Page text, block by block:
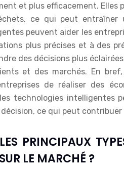
et plus efficacement.
ce qui peut entraîner
peuvent aider les
plus précises et à des
des décisions plus
et des marchés. En
de réaliser des
technologies intelligentes
ce qui peut
PRINCIPAUX
LE MARCHÉ ?